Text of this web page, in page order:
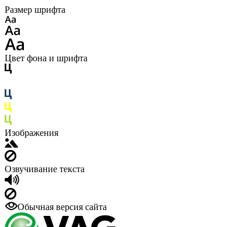
Размер шрифта
Цвет фона и шрифта
Изображения
Озвучивание текста
Обычная версия сайта